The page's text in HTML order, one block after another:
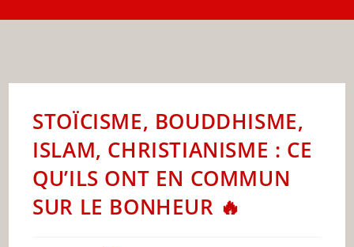
STOÏCISME, BOUDDHISME,
ISLAM, CHRISTIANISME : CE
QU’ILS ONT EN COMMUN
SUR LE BONHEUR 🔥